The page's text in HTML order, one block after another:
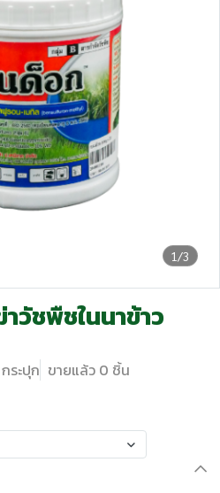
1/3
วัชพืชในนาข้าว
กระปุก ขายแล้ว 0 ชิ้น